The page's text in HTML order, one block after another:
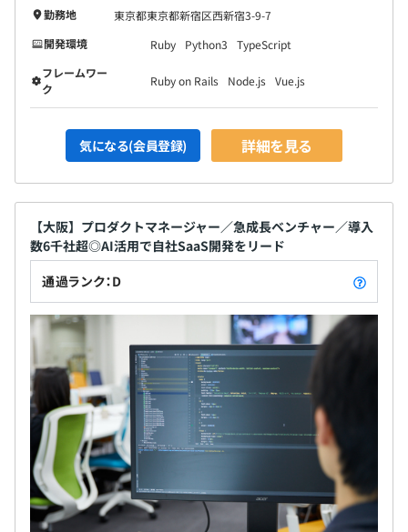
勤務地
東京都東京都新宿区西新宿3-9-7
開発環境
Ruby Python3
TypeScript
フレームワー
ク
Ruby on Rails Node.js Vue.js
気になる(会員登録) 詳細を見る
【大阪】プロダクトマネージャー／急成長ベンチャー／導入
数6千社超◎AI活用で自社SaaS開発をリード
通過ランク：D